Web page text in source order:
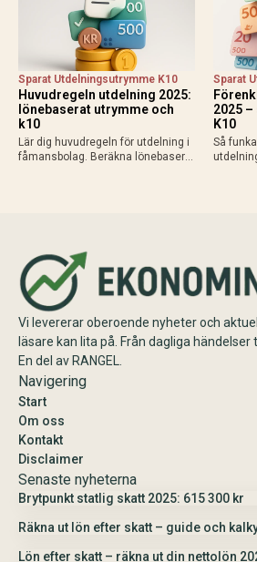
Huvudregeln utdelning 2025:
lönebaserat utrymme och
k10
Sparat Utdelningsutrymme K10
Lär dig huvudregeln för utdelning i
fåmansbolag. Beräkna lönebaserat
2025
K10
Sparat
Så
Vi levererar oberoende nyheter och
läsare kan lita på. Från dagliga händelser
En del av RANGEL.
Navigering
Start
Om oss
Kontakt
Disclaimer
Senaste nyheterna
Brytpunkt statlig skatt 2025: 615 300 kr
Räkna ut lön efter skatt – guide och
Lön efter skatt – räkna ut din nettolön